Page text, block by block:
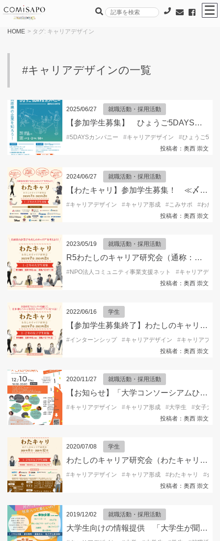
HOME > タグ: キャリアデザイン
#キャリアデザインの一覧
2025/06/27 就職活動・採用活動
【参加学生募集】 ひょうご5DAYSカンパニー
#5DAYSカンパニー #キャリアデザイン #ひょうご
投稿者：奥西 崇文
2024/06/27 就職活動・採用活動
【わたキャリ】参加学生募集！ ≪〆切：6/30≫
#キャリアデザイン #キャリア形成 #こみサポ #わたキ
投稿者：奥西 崇文
2023/05/19 就職活動・採用活動
R5わたしのキャリア研究会（通称：わたキャリ）開催＆参加学生募集！
#NPO法人コミュニティ事業支援ネット #キャリアデザ
投稿者：奥西 崇文
2022/06/16 学生
【参加学生募集終了】わたしのキャリア研究会2022
#インターンシップ #キャリアデザイン #キャリアプラ
投稿者：奥西 崇文
2020/11/27 就職活動・採用活動
【お知らせ】「大学コンソーシアムひょうご神戸」の女性の生き方を考えるオンラインキャリアセミナーのお知らせです
#キャリアデザイン #キャリア形成 #大学生 #女子大学
投稿者：奥西 崇文
2020/07/08 学生
わたしのキャリア研究会（わたキャリ）開催＆参加者募集！
#キャリアデザイン #キャリア形成 #わたキャリ #企業
投稿者：奥西 崇文
2019/12/02 就職活動・採用活動
大学生向けの情報提供 「大学生が聞きたい社会人のリアル」